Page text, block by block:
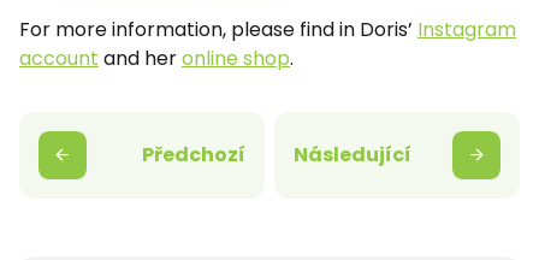
For more information, please find in Doris’ Instagram
account and heronline shop.
Předchozí Následující